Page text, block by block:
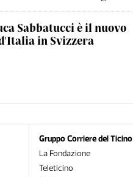
Sabbatucci è il nuovo
in Svizzera
Gruppo Corriere del Ticino
La Fondazione
Teleticino